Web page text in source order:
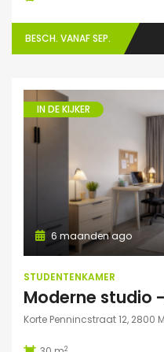
BESCH. VANAF SEP.
IN DE KIJKER
6 maanden ago
STUDENTENKAMER
Korte Pennincstraat 12, 2800
2